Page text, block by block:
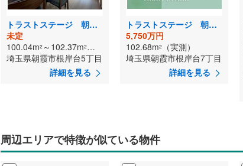
トラストステージ 朝霞市根岸台5丁目43期 全6区画
未定
100.04m2 ～102.37m2（実測）
埼玉県朝霞市根岸台5丁目
詳細を見る
トラストステージ 朝霞市根岸台7丁目44期 限定1区画
5,750万円
102.68m2
（実測）
埼玉県朝霞市根岸台7丁目
詳細を見る
周辺エリアで特徴が似ている物件